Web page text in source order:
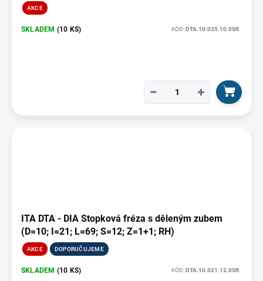
AKCE
SKLADEM (10 KS) KÓD:DTA.10.035.10.0SR
+
−
ITA DTA - DIA Stopková fréza s děleným zubem
(D=10; I=21; L=69; S=12; Z=1+1; RH)
AKCE DOPORUČUJEME
SKLADEM (10 KS) KÓD:DTA.10.021.12.0SR